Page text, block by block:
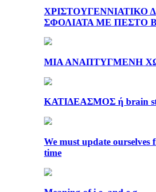
ΧΡΙΣΤΟΥΓΕΝΝΙΑΤΙΚΟ
ΣΦΟΛΙΑΤΑ ΜΕ ΠΕΣΤΟ
ΜΙΑ ΑΝΑΠΤΥΓΜΕΝΗ
ΚΑΤΙΔΕΑΣΜΟΣ ή brain
We must update ourselves
time